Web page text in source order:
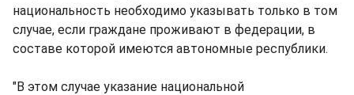
национальность необходимо указывать только в том
случае, если граждане проживают в федерации, в
составе которой имеются автономные республики.
"В этом случае указание национальной